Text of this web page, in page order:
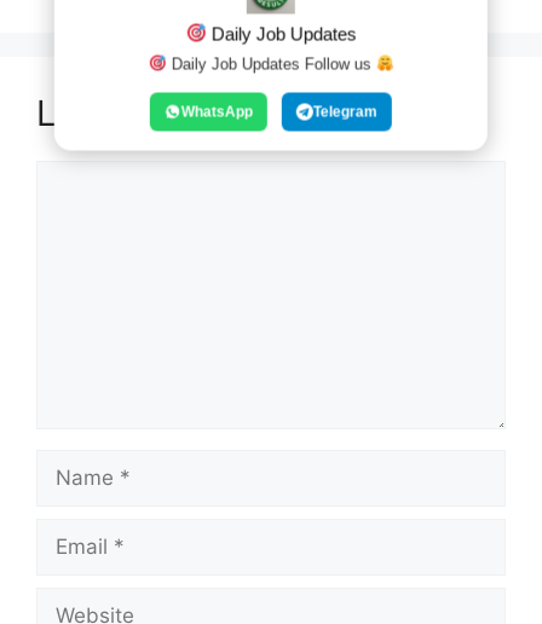
Leave a Comment
Daily Job Updates
Daily Job Updates Follow us
WhatsApp Telegram